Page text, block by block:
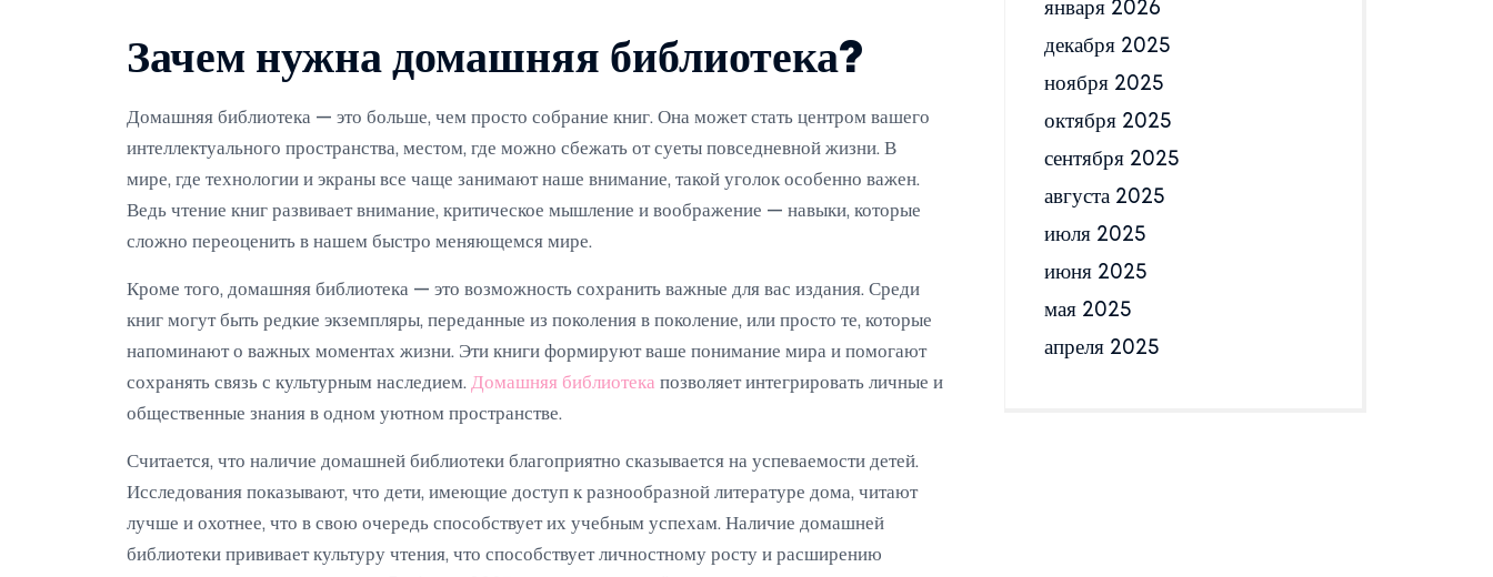
Зачем нужна домашняя библиотека?
Домашняя библиотека — это больше, чем просто собрание книг. Она может стать центром вашего
интеллектуального пространства, местом, где можно сбежать от суеты повседневной жизни. В
мире, где технологии и экраны все чаще занимают наше внимание, такой уголок особенно важен.
Ведь чтение книг развивает внимание, критическое мышление и воображение — навыки, которые
сложно переоценить в нашем быстро меняющемся мире.
Кроме того, домашняя библиотека — это возможность сохранить важные для вас издания. Среди
книг могут быть редкие экземпляры, переданные из поколения в поколение, или просто те, которые
напоминают о важных моментах жизни. Эти книги формируют ваше понимание мира и помогают
сохранять связь с культурным наследием. Домашняя библиотека позволяет интегрировать личные и
общественные знания в одном уютном пространстве.
Считается, что наличие домашней библиотеки благоприятно сказывается на успеваемости детей.
Исследования показывают, что дети, имеющие доступ к разнообразной литературе дома, читают
лучше и охотнее, что в свою очередь способствует их учебным успехам. Наличие домашней
библиотеки прививает культуру чтения, что способствует личностному росту и расширению
января 2026
декабря 2025
ноября 2025
октября 2025
сентября 2025
августа 2025
июля 2025
июня 2025
мая 2025
апреля 2025